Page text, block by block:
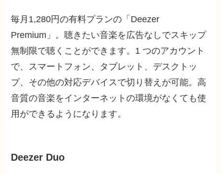
毎月1,280円の有料プランの「Deezer
Premium」。聴きたい音楽を広告なしでスキップ
無制限で聴くことができます。1 つのアカウント
で、スマートフォン、タブレット、デスクトッ
プ、その他の対応デバイスで切り替えが可能。高
音質の音楽をインターネットの環境がなくても使
用ができるようになります。
Deezer Duo